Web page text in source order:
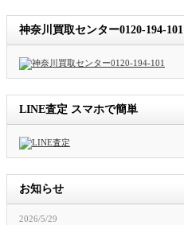
神奈川買取センター0120-194-101
LINE査定 スマホで簡単
お知らせ
2026/5/29